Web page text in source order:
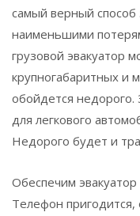
самый верный
наименьшими
грузовой эвакуатор
крупногабаритных и
обойдется недорого.
для легкового
Недорого будет и
Обеспечим эвакуатор
Телефон пригодится,